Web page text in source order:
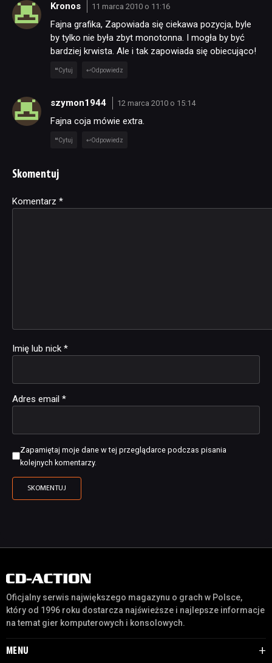
Kronos 11 marca 2010 o 11:16
Fajna grafika, Zapowiada się ciekawa pozycja, byle
by tylko nie była zbyt monotonna. I mogła by być
bardziej krwista. Ale i tak zapowiada się obiecująco!
Cytuj Odpowiedz
szymon1944 12 marca 2010 o 15:14
Fajna coja mówie extra.
Cytuj Odpowiedz
Skomentuj
Komentarz *
Imię lub nick *
Adres email *
Zapamiętaj moje dane w tej przeglądarce podczas pisania
kolejnych komentarzy.
Alternative:
Oficjalny serwis największego magazynu o grach w Polsce,
który od 1996 roku dostarcza najświeższe i najlepsze informacje
na temat gier komputerowych i konsolowych.
MENU